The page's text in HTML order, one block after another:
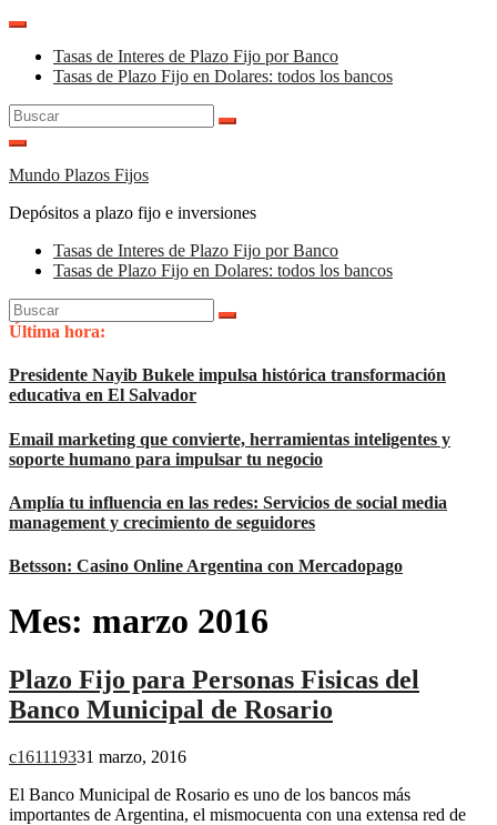
Saltar
contenidoTasas de Interes de Plazo Fijo por Banco
Tasas de Plazo Fijo en Dolares: todos los bancos
Buscar:
Mundo Plazos Fijos
Depósitos a plazo fijo e inversiones
Tasas de Interes de Plazo Fijo por Banco
Tasas de Plazo Fijo en Dolares: todos los bancos
Buscar:
Última hora:
Presidente Nayib Bukele impulsa histórica transformación
educativa en El Salvador
Email marketing que convierte, herramientas inteligentes y
soporte humano para impulsar tu negocio
Amplía tu influencia en las redes: Servicios de social media
management y crecimiento de seguidores
Betsson: Casino Online Argentina con Mercadopago
Mes: marzo 2016
Plazo Fijo para Personas Fisicas del
Banco Municipal de Rosario
c161119331 marzo, 2016
El Banco Municipal de Rosario es uno de los bancos más
importantes de Argentina, el mismocuenta con una extensa red de